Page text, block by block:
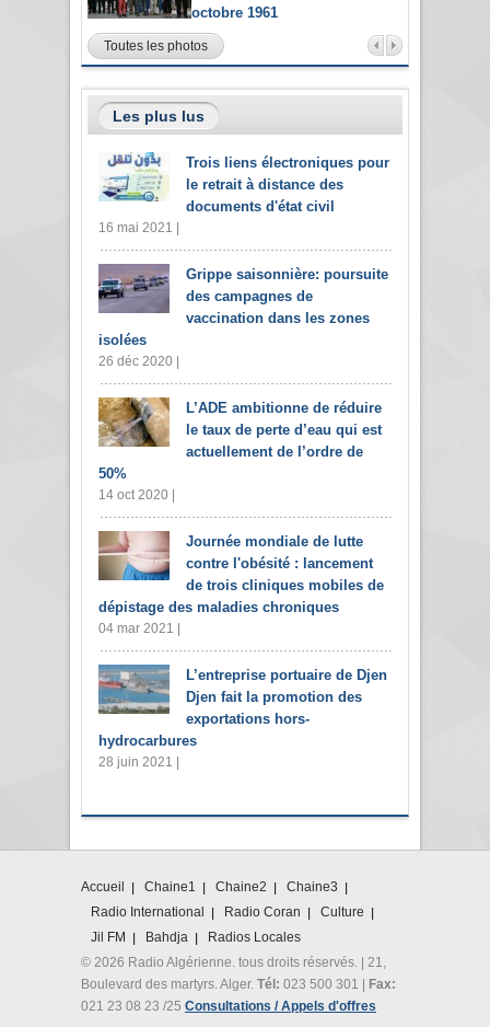
octobre 1961
Toutes les photos
Les plus lus
Trois liens électroniques pour
le retrait à distance des
documents d'état civil
16 mai 2021 |
Grippe saisonnière: poursuite
des campagnes de
vaccination dans les zones
isolées
26 déc 2020 |
L’ADE ambitionne de réduire
le taux de perte d’eau qui est
actuellement de l’ordre de
50%
14 oct 2020 |
Journée mondiale de lutte
contre l'obésité : lancement
de trois cliniques mobiles de
dépistage des maladies chroniques
04 mar 2021 |
L’entreprise portuaire de Djen
Djen fait la promotion des
exportations hors-
hydrocarbures
28 juin 2021 |
Accueil Chaine1 Chaine2
Chaine3
Radio International
Radio Coran
Culture
Jil FM
Bahdja
Radios Locales
© 2026 Radio Algérienne. tous droits réservés. | 21,
Boulevard des martyrs. Alger. Tél: 023 500 301 | Fax:
021 23 08 23 /25 Consultations / Appels d'offres